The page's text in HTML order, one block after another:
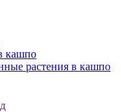
кашпо
растения в кашпо